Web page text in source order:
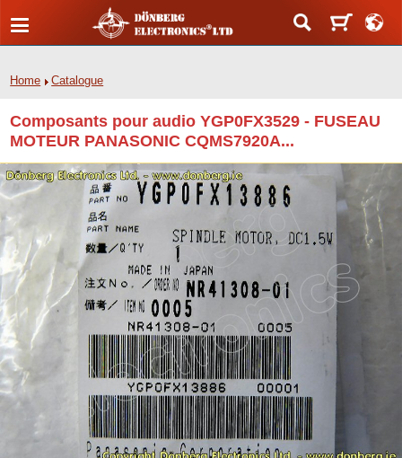
Home Catalogue
Composants pour audio YGP0FX3529 - FUSEAU
MOTEUR PANASONIC CQMS7920A...